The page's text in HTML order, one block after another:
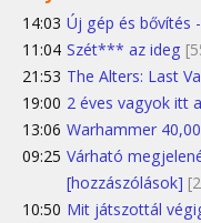
14:03 Új gép és bővítés
11:04 Szét*** az ideg
21:53 The Alters: Last
19:00 2 éves vagyok itt
13:06 Warhammer
09:25 Várható
[hozzászólások]
10:50 Mit játszottál